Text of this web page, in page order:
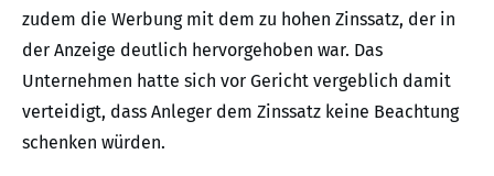
zudem die Werbung mit dem zu hohen Zinssatz, der in
der Anzeige deutlich hervorgehoben war. Das
Unternehmen hatte sich vor Gericht vergeblich damit
verteidigt, dass Anleger dem Zinssatz keine Beachtung
schenken würden.